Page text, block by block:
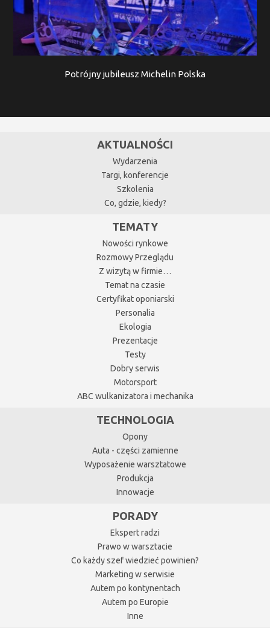
Potrójny jubileusz Michelin Polska
AKTUALNOŚCI
Wydarzenia
Targi, konferencje
Szkolenia
Co, gdzie, kiedy?
TEMATY
Nowości rynkowe
Rozmowy Przeglądu
Z wizytą w firmie…
Temat na czasie
Certyfikat oponiarski
Personalia
Ekologia
Prezentacje
Testy
Dobry serwis
Motorsport
ABC wulkanizatora i mechanika
TECHNOLOGIA
Opony
Auta - części zamienne
Wyposażenie warsztatowe
Produkcja
Innowacje
PORADY
Ekspert radzi
Prawo w warsztacie
Co każdy szef wiedzieć powinien?
Marketing w serwisie
Autem po kontynentach
Autem po Europie
Inne